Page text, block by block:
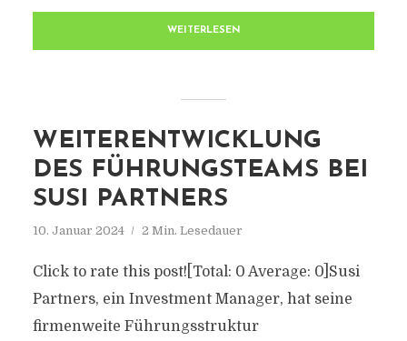
WEITERLESEN
WEITERENTWICKLUNG
DES FÜHRUNGSTEAMS BEI
SUSI PARTNERS
10. Januar 2024 2 Min. Lesedauer
Click to rate this post![Total: 0 Average: 0]Susi
Partners, ein Investment Manager, hat seine
firmenweite Führungsstruktur